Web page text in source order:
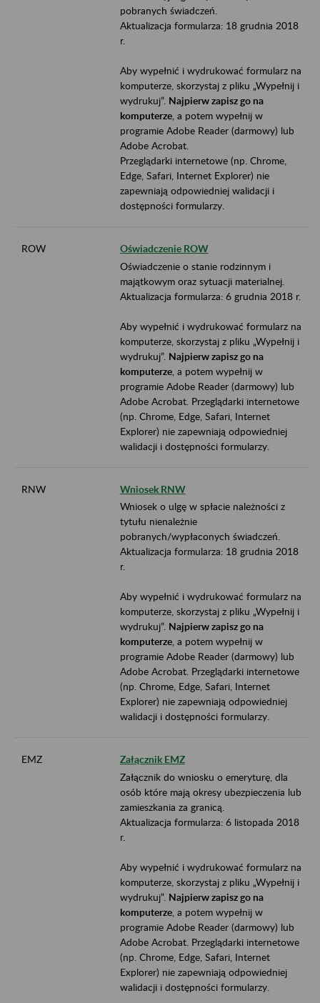
pobranych świadczeń.
Aktualizacja formularza: 18 grudnia 2018
r.
Aby wypełnić i wydrukować formularz na
komputerze, skorzystaj z pliku „Wypełnij i
wydrukuj”. Najpierw zapisz go na
komputerze, a potem wypełnij w
programie Adobe Reader (darmowy) lub
Adobe Acrobat.
Przeglądarki internetowe (np. Chrome,
Edge, Safari, Internet Explorer) nie
zapewniają odpowiedniej walidacji i
dostępności formularzy.
ROW
Oświadczenie ROW
Oświadczenie o stanie rodzinnym i
majątkowym oraz sytuacji materialnej.
Aktualizacja formularza: 6 grudnia 2018 r.
Aby wypełnić i wydrukować formularz na
komputerze, skorzystaj z pliku „Wypełnij i
wydrukuj”. Najpierw zapisz go na
komputerze, a potem wypełnij w
programie Adobe Reader (darmowy) lub
Adobe Acrobat. Przeglądarki internetowe
(np. Chrome, Edge, Safari, Internet
Explorer) nie zapewniają odpowiedniej
walidacji i dostępności formularzy.
RNW
Wniosek RNW
Wniosek o ulgę w spłacie należności z
tytułu nienależnie
pobranych/wypłaconych świadczeń.
Aktualizacja formularza: 18 grudnia 2018
r.
Aby wypełnić i wydrukować formularz na
komputerze, skorzystaj z pliku „Wypełnij i
wydrukuj”. Najpierw zapisz go na
komputerze, a potem wypełnij w
programie Adobe Reader (darmowy) lub
Adobe Acrobat. Przeglądarki internetowe
(np. Chrome, Edge, Safari, Internet
Explorer) nie zapewniają odpowiedniej
walidacji i dostępności formularzy.
EMZ
Załącznik EMZ
Załącznik do wniosku o emeryturę, dla
osób które mają okresy ubezpieczenia lub
zamieszkania za granicą.
Aktualizacja formularza: 6 listopada 2018
r.
Aby wypełnić i wydrukować formularz na
komputerze, skorzystaj z pliku „Wypełnij i
wydrukuj”. Najpierw zapisz go na
komputerze, a potem wypełnij w
programie Adobe Reader (darmowy) lub
Adobe Acrobat. Przeglądarki internetowe
(np. Chrome, Edge, Safari, Internet
Explorer) nie zapewniają odpowiedniej
walidacji i dostępności formularzy.